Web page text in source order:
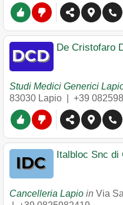
De Cristofaro
Studi Medici Generici
83030 Lapio +39
Italbloc Snc di
Cancelleria Lapio in Via